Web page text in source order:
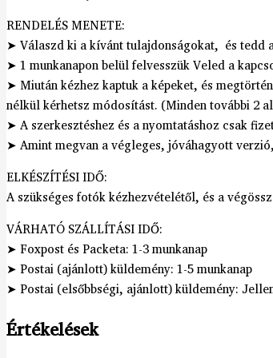
RENDELÉS MENETE:
➤ Válaszd ki a kívánt tulajdonságokat, és tedd
➤ 1 munkanapon belül felvesszük Veled a
➤ Miután kézhez kaptuk a képeket, és
nélkül kérhetsz módosítást. (Minden további 2
➤ A szerkesztéshez és a nyomtatáshoz csak
➤ Amint megvan a végleges, jóváhagyott
ELKÉSZÍTÉSI IDŐ:
A szükséges fotók kézhezvételétől, és a
VÁRHATÓ SZÁLLÍTÁSI IDŐ:
➤ Foxpost és Packeta: 1-3 munkanap
➤ Postai (ajánlott) küldemény: 1-5 munkanap
➤ Postai (elsőbbségi, ajánlott) küldemény:
Értékelések